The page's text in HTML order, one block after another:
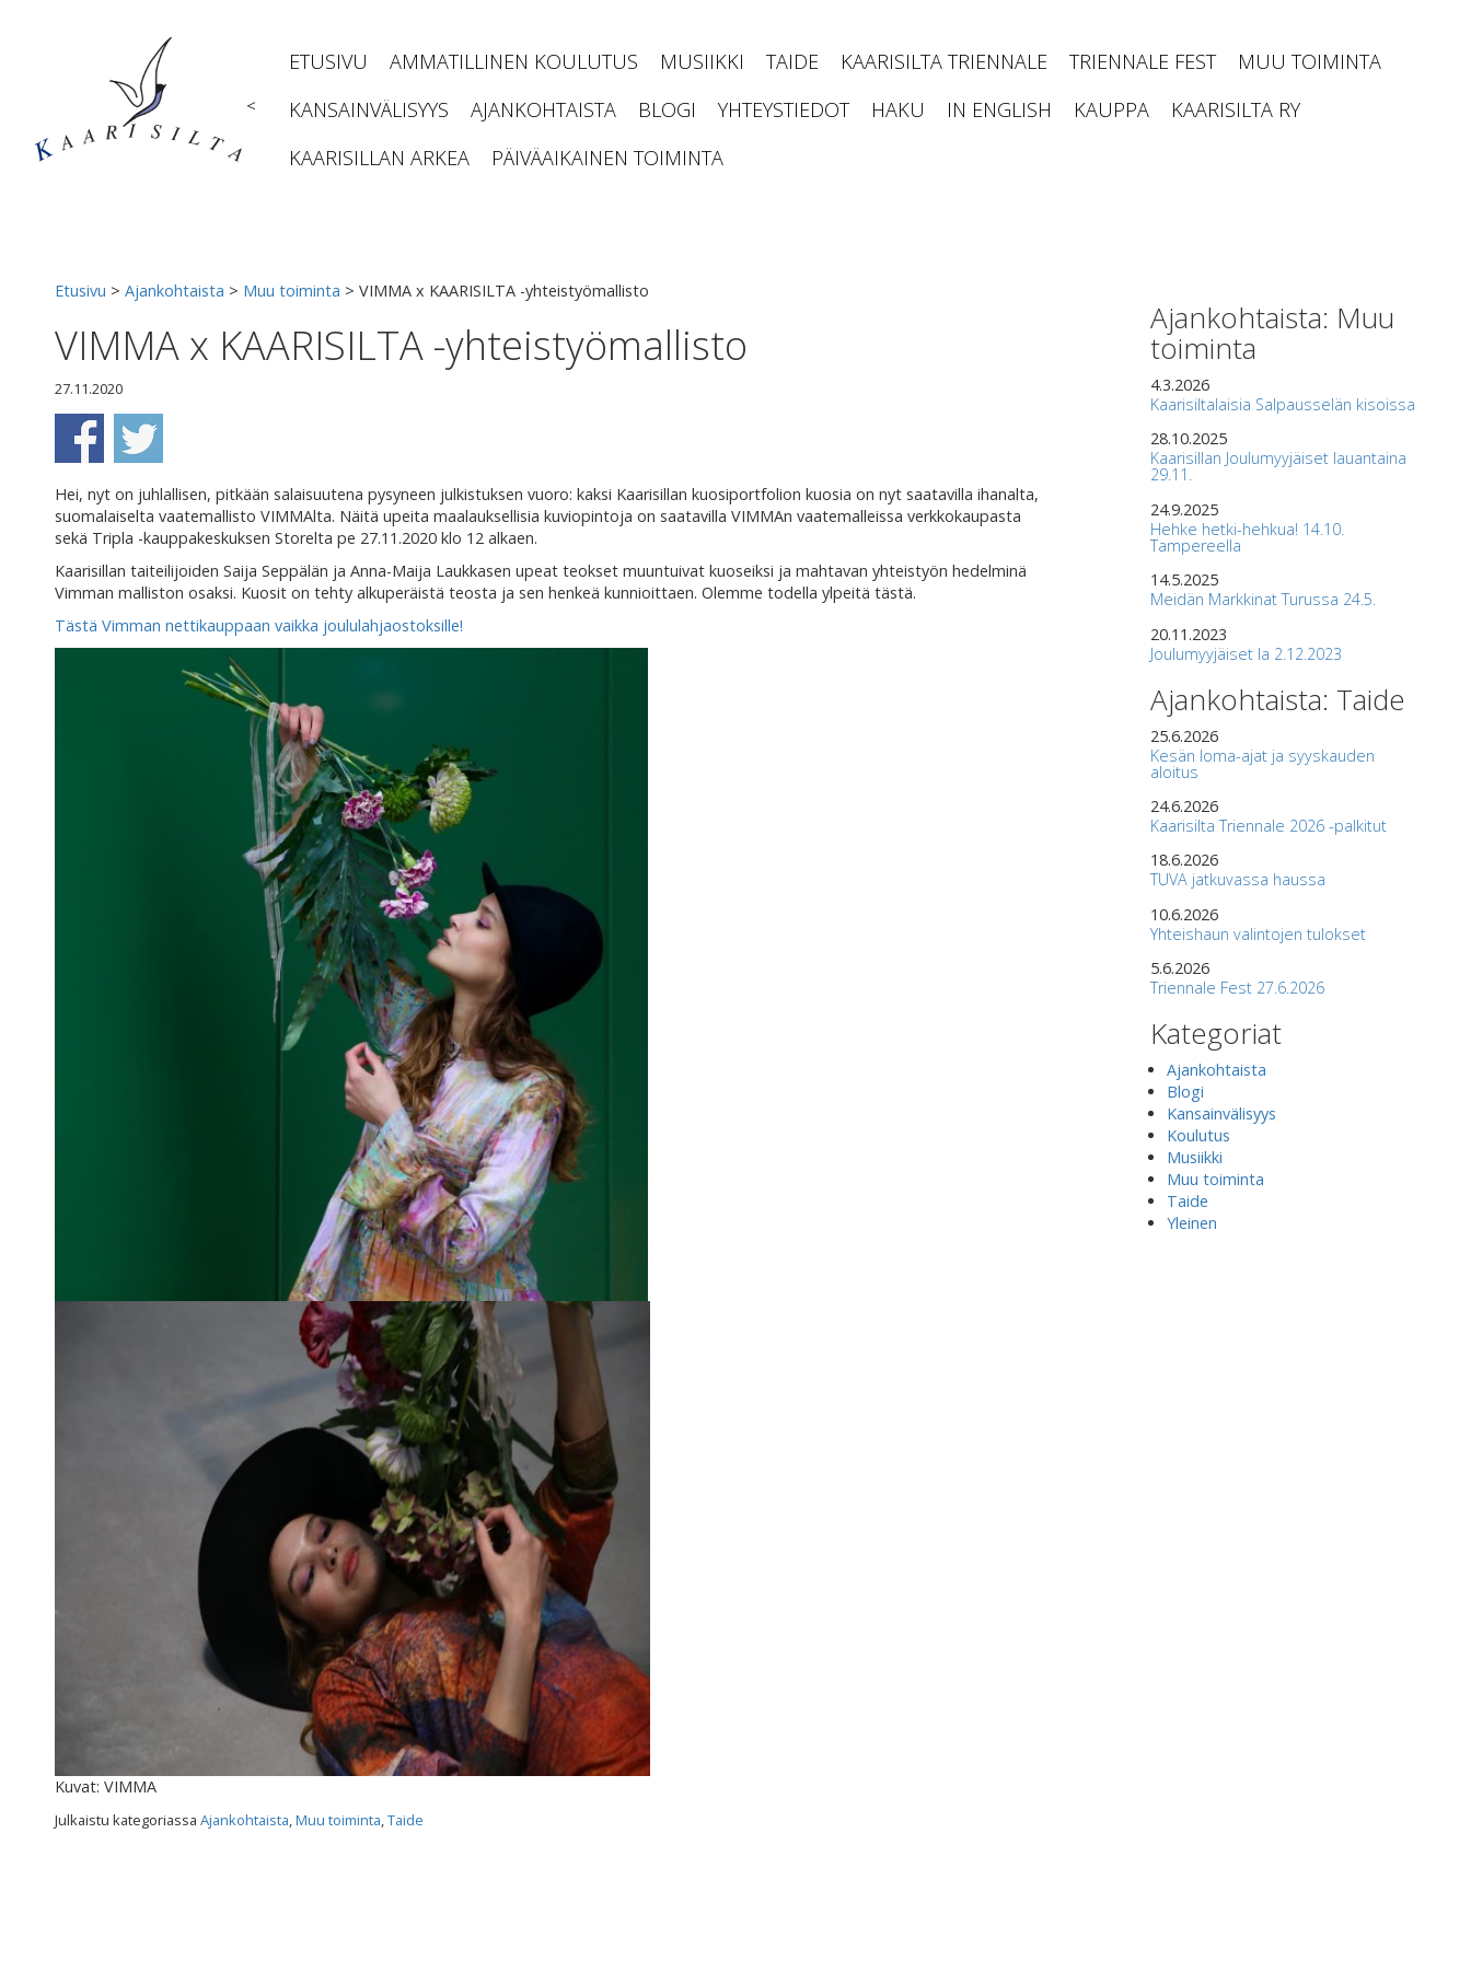
<
ETUSIVU AMMATILLINEN KOULUTUS MUSIIKKI TAIDE KAARISILTA TRIENNALE TRIENNALE FEST
MUU TOIMINTA
KANSAINVÄLISYYS
AJANKOHTAISTA BLOGI YHTEYSTIEDOT HAKU IN ENGLISH KAUPPA
KAARISILTA RY
KAARISILLAN ARKEA
PÄIVÄAIKAINEN TOIMINTA
Etusivu > Ajankohtaista > Muu toiminta > VIMMA x KAARISILTA -yhteistyömallisto
VIMMA x KAARISILTA -yhteistyömallisto
27.11.2020
Hei, nyt on juhlallisen, pitkään salaisuutena pysyneen julkistuksen vuoro: kaksi Kaarisillan kuosiportfolion kuosia on nyt saatavilla ihanalta,
suomalaiselta vaatemallisto VIMMAlta. Näitä upeita maalauksellisia kuviopintoja on saatavilla VIMMAn vaatemalleissa verkkokaupasta
sekä Tripla -kauppakeskuksen Storelta pe 27.11.2020 klo 12 alkaen.
Kaarisillan taiteilijoiden Saija Seppälän ja Anna-Maija Laukkasen upeat teokset muuntuivat kuoseiksi ja mahtavan yhteistyön hedelminä
Vimman malliston osaksi. Kuosit on tehty alkuperäistä teosta ja sen henkeä kunnioittaen. Olemme todella ylpeitä tästä.
Tästä Vimman nettikauppaan vaikka joululahjaostoksille!
Kuvat: VIMMA
Julkaistu kategoriassa Ajankohtaista Muu toiminta Taide
Ajankohtaista: Muu
toiminta
4.3.2026
Kaarisiltalaisia Salpausselän kisoissa
28.10.2025
Kaarisillan Joulumyyjäiset lauantaina
29.11.
24.9.2025
Hehke hetki-hehkua! 14.10.
Tampereella
14.5.2025
Meidän Markkinat Turussa 24.5.
20.11.2023
Joulumyyjäiset la 2.12.2023
Ajankohtaista: Taide
25.6.2026
Kesän loma-ajat ja syyskauden
aloitus
24.6.2026
Kaarisilta Triennale 2026 -palkitut
18.6.2026
TUVA jatkuvassa haussa
10.6.2026
Yhteishaun valintojen tulokset
5.6.2026
Triennale Fest 27.6.2026
Kategoriat
Ajankohtaista
Blogi
Kansainvälisyys
Koulutus
Musiikki
Muu toiminta
Taide
Yleinen